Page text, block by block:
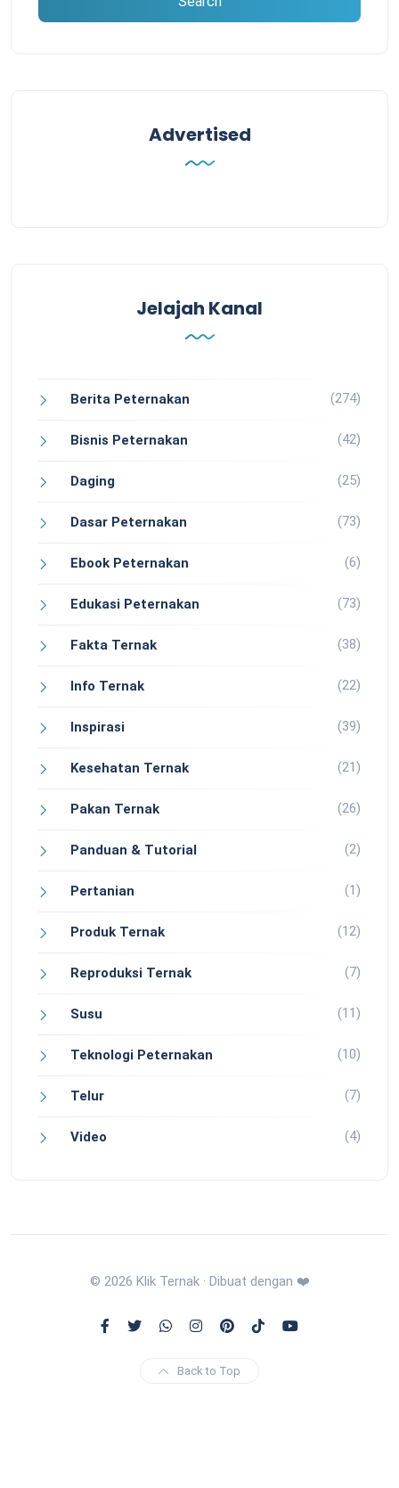
Advertised
Jelajah Kanal
Berita Peternakan (274)
Bisnis Peternakan (42)
Daging (25)
Dasar Peternakan (73)
Ebook Peternakan (6)
Edukasi Peternakan (73)
Fakta Ternak (38)
Info Ternak (22)
Inspirasi (39)
Kesehatan Ternak (21)
Pakan Ternak (26)
Panduan & Tutorial (2)
Pertanian (1)
Produk Ternak (12)
Reproduksi Ternak (7)
Susu (11)
Teknologi Peternakan (10)
Telur (7)
Video (4)
© 2026 Klik Ternak · Dibuat dengan ❤️
Back to Top